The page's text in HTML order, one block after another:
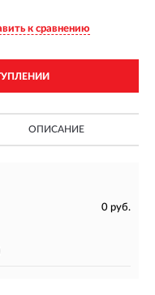
к сравнению
ОПИСАНИЕ
0 руб.